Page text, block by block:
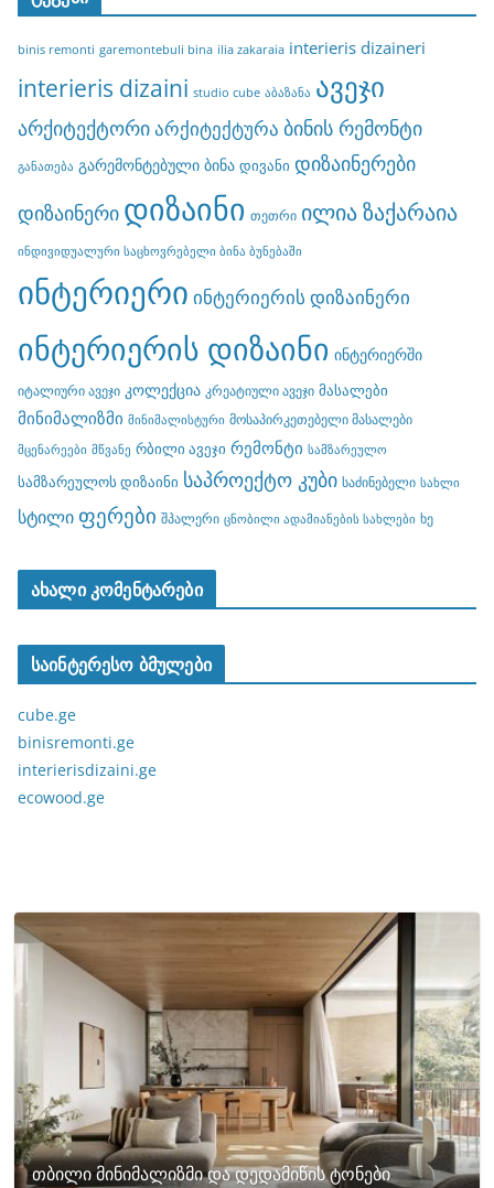
binis remonti garemontebuli bina ilia zakaraia interieris dizaineri
interieris dizaini studio cube აბაზანა ავეჯი
არქიტექტორიარქიტექტურა ბინის რემონტი
განათება გარემონტებული ბინა დივანი დიზაინერები
დიზაინერი დიზაინი თეთრი ილია ზაქარაია
ინდივიდუალური საცხოვრებელი ბინა ბუნებაში
ინტერიერი ინტერიერის დიზაინერი
ინტერიერის დიზაინი ინტერიერში
იტალიური ავეჯი კოლექცია კრეატიული ავეჯი მასალები
მინიმალიზმი მინიმალისტური მოსაპირკეთებელი მასალები
მცენარეები მწვანე რბილი ავეჯი რემონტი სამზარეულო
სამზარეულოს დიზაინი საპროექტო კუბი საძინებელი სახლი
სტილი ფერები შპალერი ცნობილი ადამიანების სახლები ხე
ახალი კომენტარები
საინტერესო ბმულები
cube.ge
binisremonti.ge
interierisdizaini.ge
ecowood.ge
თბილი მინიმალიზმი და დედამიწის ტონები